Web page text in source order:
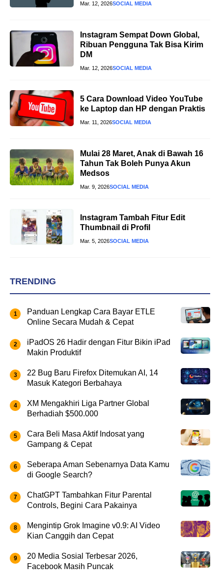
Mar. 12, 2026SOCIAL MEDIA
Instagram Sempat Down Global,
Ribuan Pengguna Tak Bisa Kirim
DM
Mar. 12, 2026SOCIAL MEDIA
5 Cara Download Video YouTube
ke Laptop dan HP dengan Praktis
Mar. 11, 2026SOCIAL MEDIA
Mulai 28 Maret, Anak di Bawah 16
Tahun Tak Boleh Punya Akun
Medsos
Mar. 9, 2026SOCIAL MEDIA
Instagram Tambah Fitur Edit
Thumbnail di Profil
Mar. 5, 2026SOCIAL MEDIA
TRENDING
Panduan Lengkap Cara Bayar ETLE
Online Secara Mudah & Cepat
iPadOS 26 Hadir dengan Fitur Bikin iPad
Makin Produktif
22 Bug Baru Firefox Ditemukan AI, 14
Masuk Kategori Berbahaya
XM Mengakhiri Liga Partner Global
Berhadiah $500.000
Cara Beli Masa Aktif Indosat yang
Gampang & Cepat
Seberapa Aman Sebenarnya Data Kamu
di Google Search?
ChatGPT Tambahkan Fitur Parental
Controls, Begini Cara Pakainya
Mengintip Grok Imagine v0.9: AI Video
Kian Canggih dan Cepat
20 Media Sosial Terbesar 2026,
Facebook Masih Puncak